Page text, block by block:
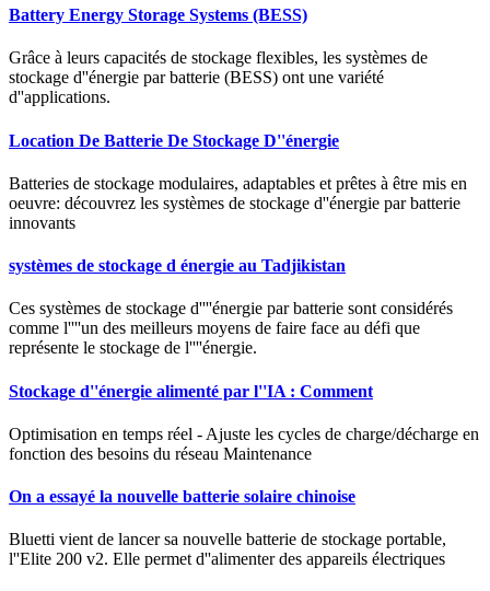
Battery Energy Storage Systems (BESS)
Grâce à leurs capacités de stockage flexibles, les systèmes de
stockage d''énergie par batterie (BESS) ont une variété
d''applications.
Location De Batterie De Stockage D''énergie
Batteries de stockage modulaires, adaptables et prêtes à être mis en
oeuvre: découvrez les systèmes de stockage d''énergie par batterie
innovants
systèmes de stockage d énergie au Tadjikistan
Ces systèmes de stockage d''''énergie par batterie sont considérés
comme l''''un des meilleurs moyens de faire face au défi que
représente le stockage de l''''énergie.
Stockage d''énergie alimenté par l''IA : Comment
Optimisation en temps réel - Ajuste les cycles de charge/décharge en
fonction des besoins du réseau Maintenance
On a essayé la nouvelle batterie solaire chinoise
Bluetti vient de lancer sa nouvelle batterie de stockage portable,
l''Elite 200 v2. Elle permet d''alimenter des appareils électriques